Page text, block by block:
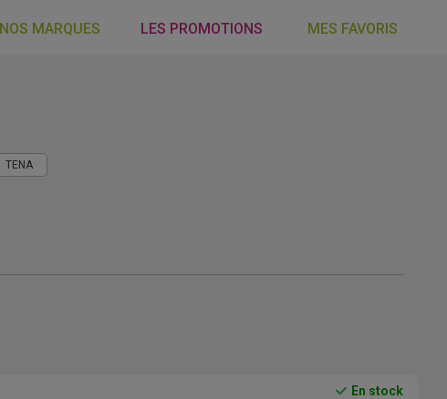
NOS MARQUES LES PROMOTIONS MES FAVORIS
TENA
En stock